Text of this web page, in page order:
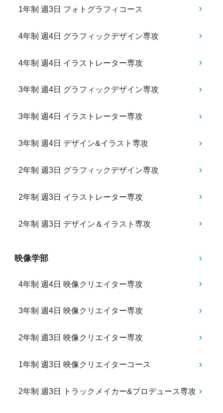
1年制 週3日 フォトグラフィコース
4年制 週4日 グラフィックデザイン専攻
4年制 週4日 イラストレーター専攻
3年制 週4日 グラフィックデザイン専攻
3年制 週4日 イラストレーター専攻
3年制 週4日 デザイン&イラスト専攻
2年制 週3日 グラフィックデザイン専攻
2年制 週3日 イラストレーター専攻
2年制 週3日 デザイン＆イラスト専攻
映像学部
4年制 週4日 映像クリエイター専攻
3年制 週4日 映像クリエイター専攻
2年制 週3日 映像クリエイター専攻
1年制 週3日 映像クリエイターコース
2年制 週3日 トラックメイカー&プロデュース専攻